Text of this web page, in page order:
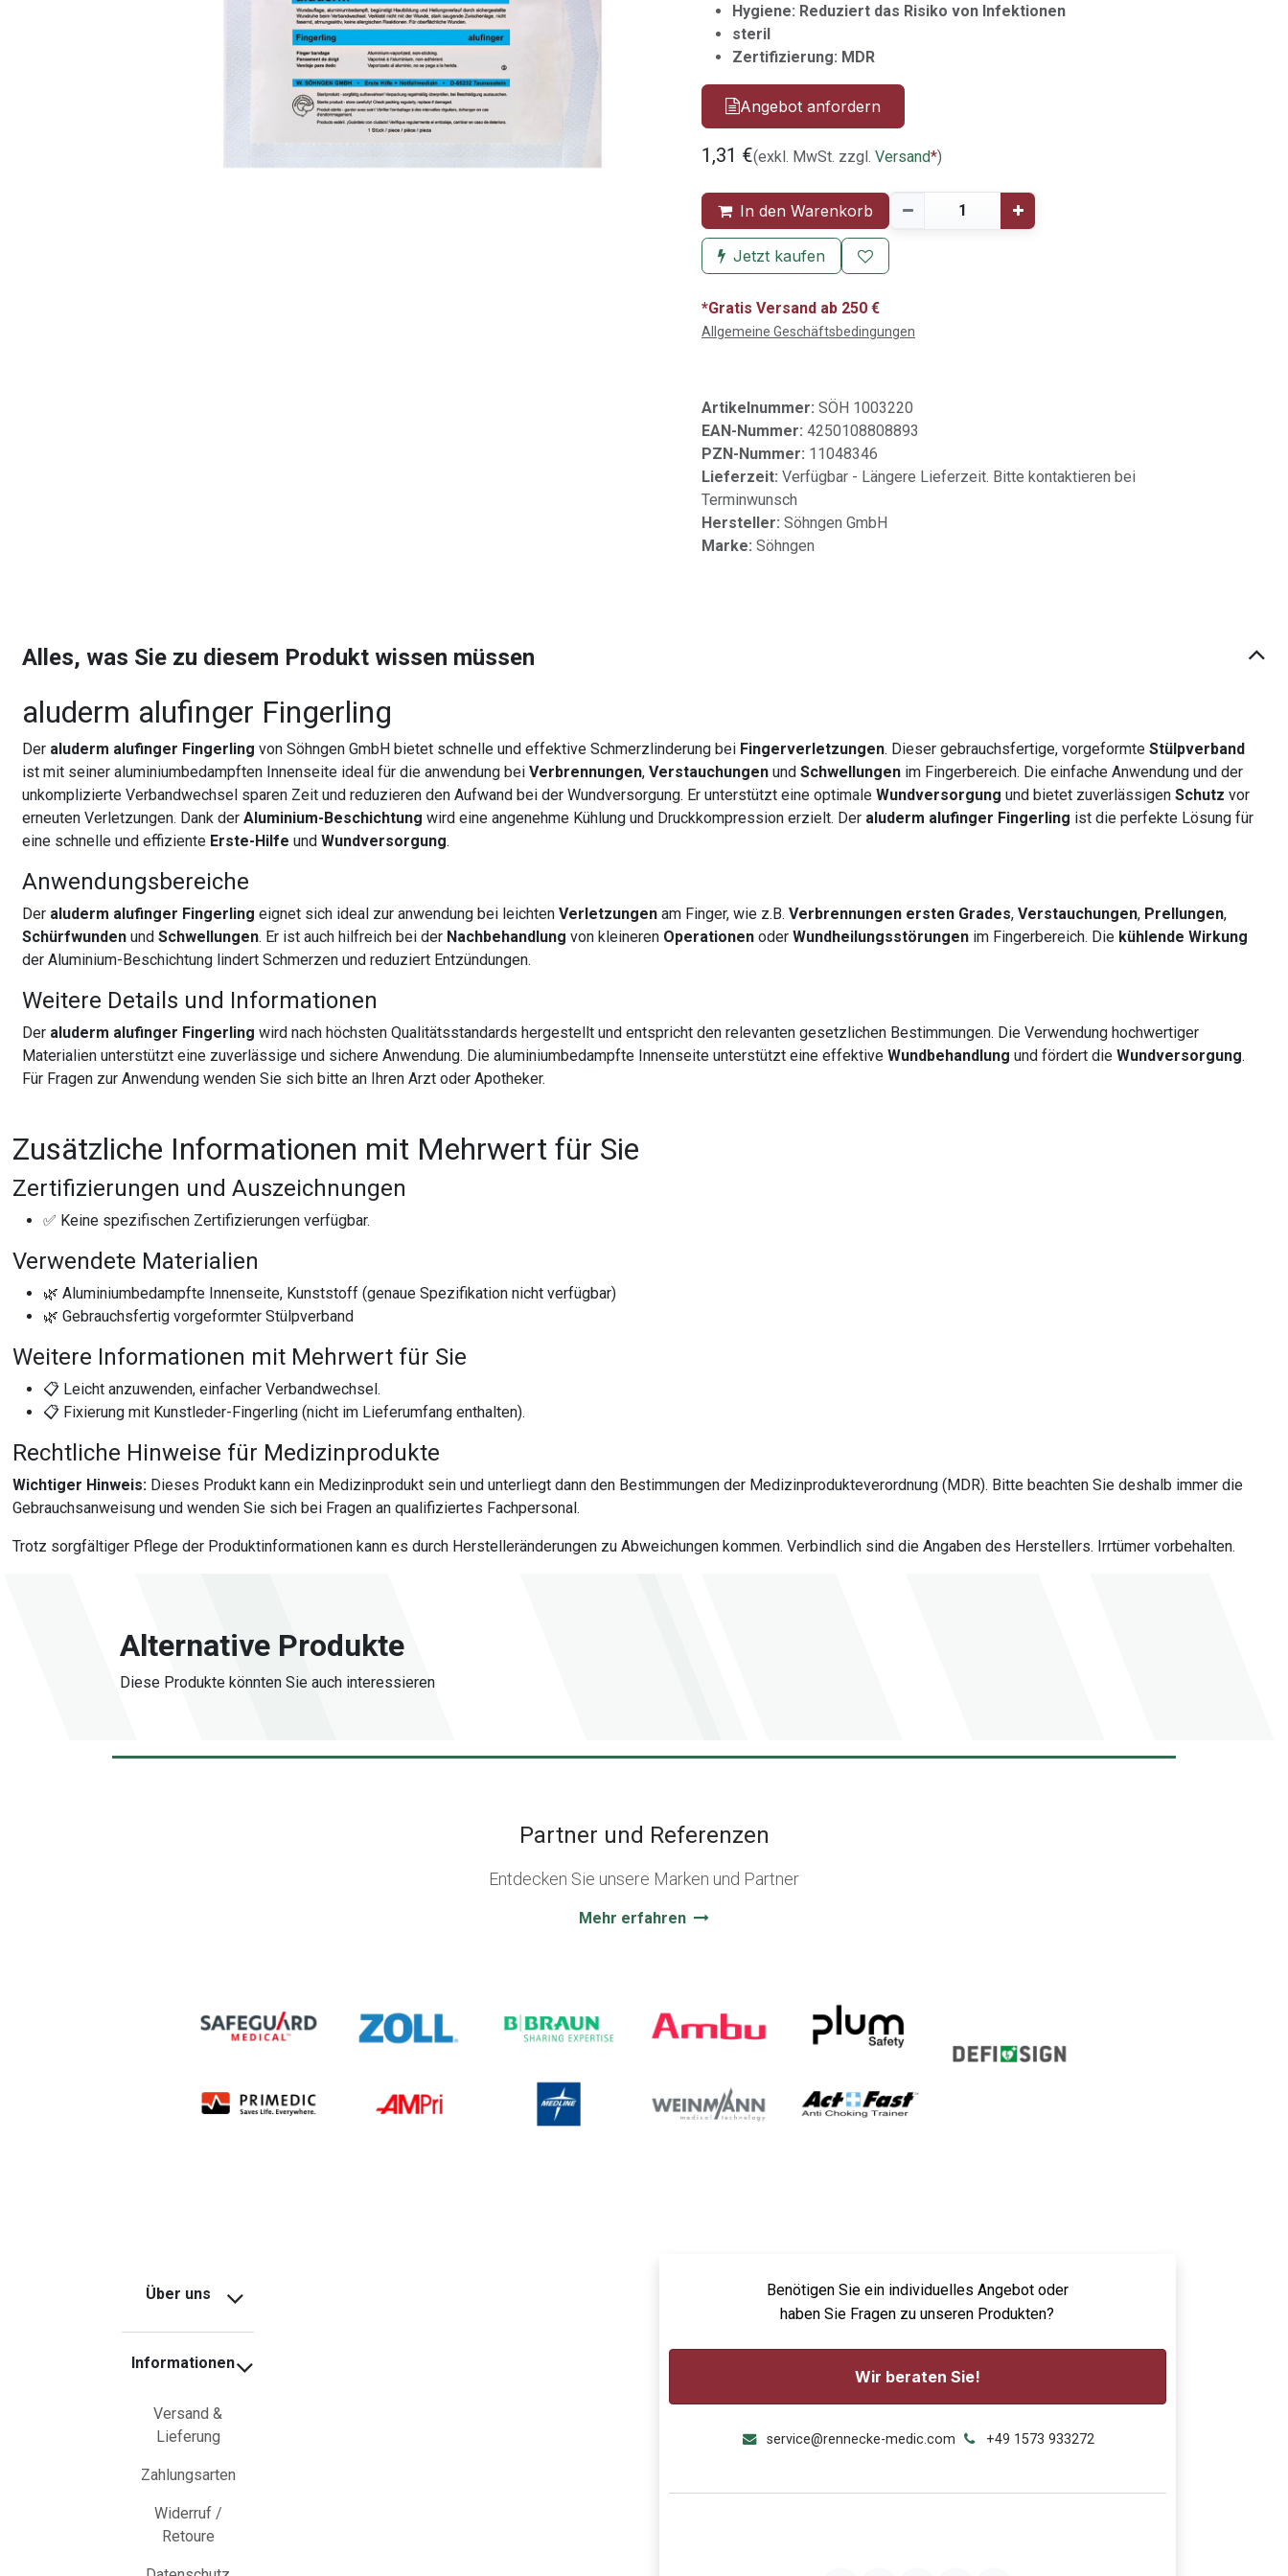
Hygiene: Reduziert das Risiko von Infektionen
steril
Zertifizierung: MDR
Angebot anfordern
1,31 €(exkl. MwSt. zzgl. Versand*)
In den Warenkorb
Jetzt kaufen
*Gratis Versand ab 250 €
Allgemeine Geschäftsbedingungen
Artikelnummer: SÖH 1003220
EAN-Nummer: 4250108808893
PZN-Nummer: 11048346
Lieferzeit: Verfügbar - Längere Lieferzeit. Bitte kontaktieren bei
Terminwunsch
Hersteller: Söhngen GmbH
Marke: Söhngen
Alles, was Sie zu diesem Produkt wissen müssen
aluderm alufinger Fingerling
Der aluderm alufinger Fingerling von Söhngen GmbH bietet schnelle und effektive Schmerzlinderung bei Fingerverletzungen. Dieser gebrauchsfertige, vorgeformteStülpverband
ist mit seiner aluminiumbedampften Innenseite ideal für die anwendung beiVerbrennungen,Verstauchungen undSchwellungen im Fingerbereich. Die einfache Anwendung und der
unkomplizierte Verbandwechsel sparen Zeit und reduzieren den Aufwand bei der Wundversorgung. Er unterstützt eine optimaleWundversorgung und bietet zuverlässigenSchutz vor
erneuten Verletzungen. Dank derAluminium-Beschichtung wird eine angenehme Kühlung und Druckkompression erzielt. Der aluderm alufinger Fingerling ist die perfekte Lösung für
eine schnelle und effiziente Erste-Hilfe undWundversorgung.
Anwendungsbereiche
Der aluderm alufinger Fingerling eignet sich ideal zur anwendung bei leichtenVerletzungen am Finger, wie z.B.Verbrennungen ersten Grades,Verstauchungen, Prellungen,
Schürfwunden undSchwellungen. Er ist auch hilfreich bei der Nachbehandlung von kleineren Operationen oderWundheilungsstörungen im Fingerbereich. Die kühlende Wirkung
der Aluminium-Beschichtung lindert Schmerzen und reduziert Entzündungen.
Weitere Details und Informationen
Der aluderm alufinger Fingerling wird nach höchsten Qualitätsstandards hergestellt und entspricht den relevanten gesetzlichen Bestimmungen. Die Verwendung hochwertiger
Materialien unterstützt eine zuverlässige und sichere Anwendung. Die aluminiumbedampfte Innenseite unterstützt eine effektiveWundbehandlung und fördert dieWundversorgung.
Für Fragen zur Anwendung wenden Sie sich bitte an Ihren Arzt oder Apotheker.
Zusätzliche Informationen mit Mehrwert für Sie
Zertifizierungen und Auszeichnungen
✅ Keine spezifischen Zertifizierungen verfügbar.
Verwendete Materialien
🌿 Aluminiumbedampfte Innenseite, Kunststoff (genaue Spezifikation nicht verfügbar)
🌿 Gebrauchsfertig vorgeformter Stülpverband
Weitere Informationen mit Mehrwert für Sie
📋 Leicht anzuwenden, einfacher Verbandwechsel.
📋 Fixierung mit Kunstleder-Fingerling (nicht im Lieferumfang enthalten).
Rechtliche Hinweise für Medizinprodukte
Wichtiger Hinweis: Dieses Produkt kann ein Medizinprodukt sein und unterliegt dann den Bestimmungen der Medizinprodukteverordnung (MDR). Bitte beachten Sie deshalb immer die
Gebrauchsanweisung und wenden Sie sich bei Fragen an qualifiziertes Fachpersonal.
Trotz sorgfältiger Pflege der Produktinformationen kann es durch Herstelleränderungen zu Abweichungen kommen. Verbindlich sind die Angaben des Herstellers. Irrtümer vorbehalten.
Alternative Produkte
Diese Produkte könnten Sie auch interessieren
Partner und Referenzen
Entdecken Sie unsere Marken und Partner
Mehr erfahren
Über uns
Informationen
Versand &
Lieferung
Zahlungsarten
Widerruf /
Retoure
Benötigen Sie ein individuelles Angebot oder
haben Sie Fragen zu unseren Produkten?
Wir beraten Sie!
service@rennecke-medic.com +49 1573 933272